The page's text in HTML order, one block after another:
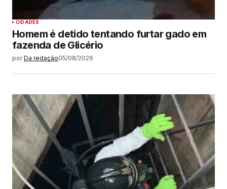
CIDADES
Homem é detido tentando furtar gado em
fazenda de Glicério
por Da redação05/08/2026